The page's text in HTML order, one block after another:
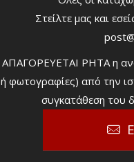
Στείλτε μας και
ΑΠΑΓΟΡΕΥΕΤΑΙ ΡΗΤΑ η
ή φωτογραφίες) από την
συγκατάθεση του